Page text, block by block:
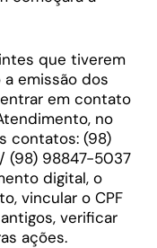
que tiverem
emissão dos
em contato
no
contatos: (98)
(98) 98847-5037
digital, o
vincular o CPF
verificar
ações.